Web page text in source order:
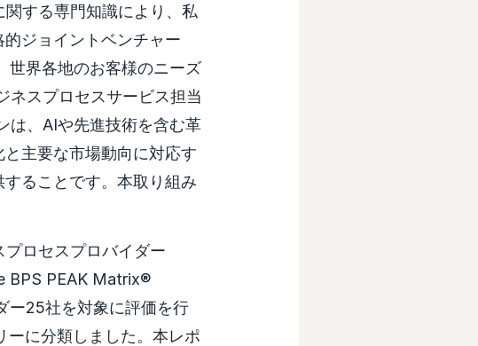
関する専門知識により、私
ジョイントベンチャー
世界各地のお客様のニーズ
ネスプロセスサービス担当
は、AIや先進技術を含む革
主要な市場動向に対応す
ることです。本取り組み
ロセスプロバイダー
BPS PEAK Matrix®
ー25社を対象に評価を行
に分類しました。本レポ